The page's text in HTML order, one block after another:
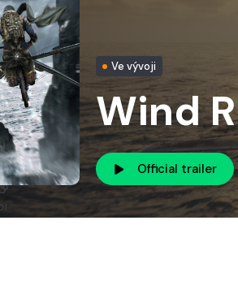
Ve vývoji
Wind
Official trailer